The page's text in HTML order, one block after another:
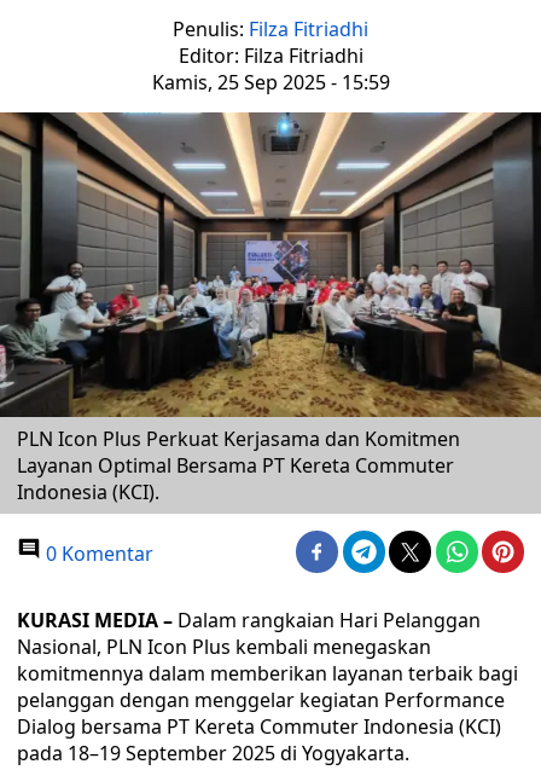
Penulis: Filza Fitriadhi
Editor: Filza Fitriadhi
Kamis, 25 Sep 2025 - 15:59
PLN Icon Plus Perkuat Kerjasama dan Komitmen
Layanan Optimal Bersama PT Kereta Commuter
Indonesia (KCI).
0 Komentar
KURASI MEDIA – Dalam rangkaian Hari Pelanggan
Nasional, PLN Icon Plus kembali menegaskan
komitmennya dalam memberikan layanan terbaik bagi
pelanggan dengan menggelar kegiatan Performance
Dialog bersama PT Kereta Commuter Indonesia (KCI)
pada 18–19 September 2025 di Yogyakarta.